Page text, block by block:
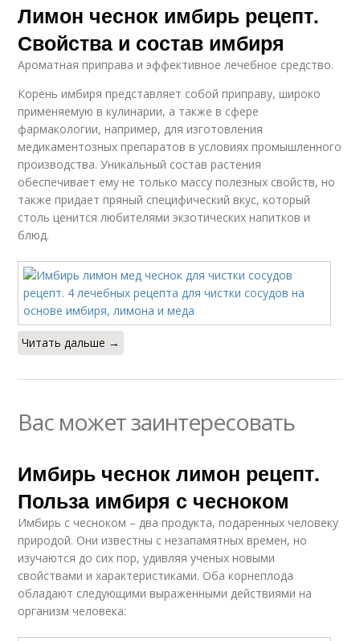
Лимон чеснок имбирь рецепт.
Свойства и состав имбиря
Ароматная приправа и эффективное лечебное средство.
Корень имбиря представляет собой приправу, широко
применяемую в кулинарии, а также в сфере
фармакологии, например, для изготовления
медикаментозных препаратов в условиях промышленного
производства. Уникальный состав растения
обеспечивает ему не только массу полезных свойств, но
также придает пряный специфический вкус, который
столь ценится любителями экзотических напитков и
блюд.
Читать дальше →
Вас может заинтересовать
Имбирь чеснок лимон рецепт.
Польза имбиря с чесноком
Имбирь с чесноком – два продукта, подаренных человеку
природой. Они известны с незапамятных времен, но
изучаются до сих пор, удивляя ученых новыми
свойствами и характеристиками. Оба корнеплода
обладают следующими выраженными действиями на
организм человека: